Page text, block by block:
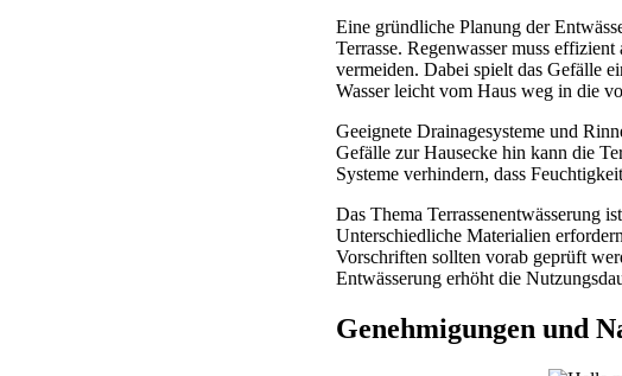
Eine gründliche Planung der
Terrasse. Regenwasser muss
vermeiden. Dabei spielt das Gefälle
Wasser leicht vom Haus weg in die
Geeignete Drainagesysteme und
Gefälle zur Hausecke hin kann die
Systeme verhindern, dass
Das Thema Terrassenentwässerung
Unterschiedliche Materialien
Vorschriften sollten vorab geprüft
Entwässerung erhöht die
Genehmigungen und